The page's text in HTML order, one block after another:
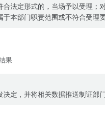
法定形式的，当场予以受理；
本部门职责范围或不符合受理
果
定，并将相关数据推送制证部门